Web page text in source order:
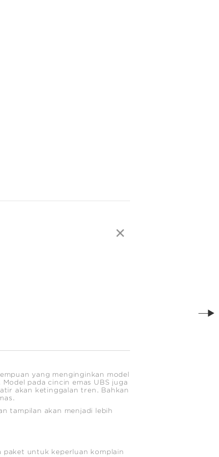
yang menginginkan model
pada cincin emas UBS juga
akan ketinggalan tren. Bahkan
tampilan akan menjadi lebih
paket untuk keperluan komplain